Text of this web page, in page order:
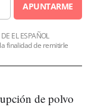
APUNTARME
EL ESPAÑOL
finalidad de remitirle
de polvo